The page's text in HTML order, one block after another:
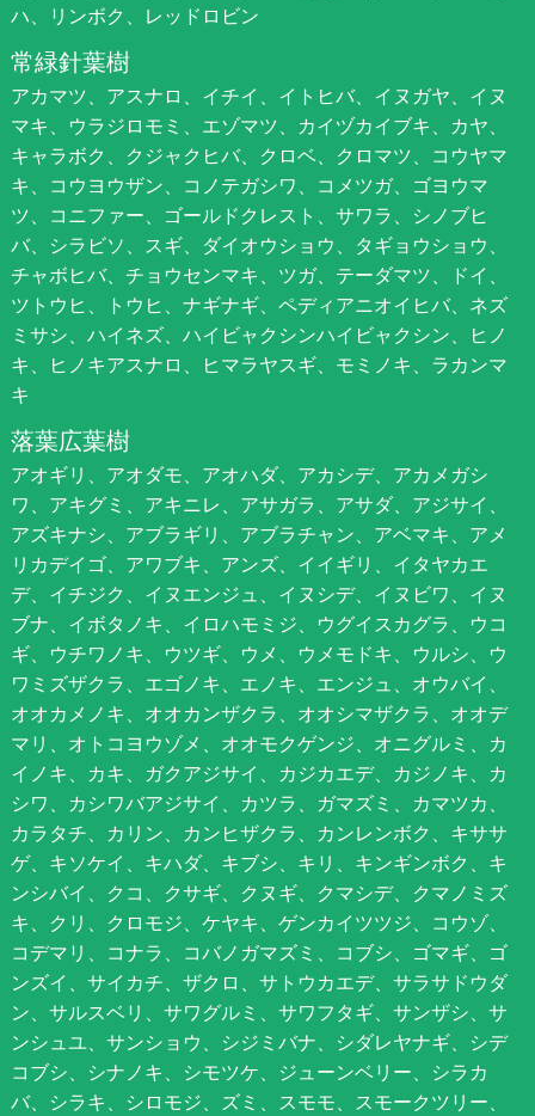
ハ、リンボク、レッドロビン
常緑針葉樹
アカマツ、アスナロ、イチイ、イトヒバ、イヌガヤ、イヌ
マキ、ウラジロモミ、エゾマツ、カイヅカイブキ、カヤ、
キャラボク、クジャクヒバ、クロベ、クロマツ、コウヤマ
キ、コウヨウザン、コノテガシワ、コメツガ、ゴヨウマ
ツ、コニファー、ゴールドクレスト、サワラ、シノブヒ
バ、シラビソ、スギ、ダイオウショウ、タギョウショウ、
チャボヒバ、チョウセンマキ、ツガ、テーダマツ、ドイ、
ツトウヒ、トウヒ、ナギナギ、ペディアニオイヒバ、ネズ
ミサシ、ハイネズ、ハイビャクシンハイビャクシン、ヒノ
キ、ヒノキアスナロ、ヒマラヤスギ、モミノキ、ラカンマ
キ
落葉広葉樹
アオギリ、アオダモ、アオハダ、アカシデ、アカメガシ
ワ、アキグミ、アキニレ、アサガラ、アサダ、アジサイ、
アズキナシ、アブラギリ、アブラチャン、アベマキ、アメ
リカデイゴ、アワブキ、アンズ、イイギリ、イタヤカエ
デ、イチジク、イヌエンジュ、イヌシデ、イヌビワ、イヌ
ブナ、イボタノキ、イロハモミジ、ウグイスカグラ、ウコ
ギ、ウチワノキ、ウツギ、ウメ、ウメモドキ、ウルシ、ウ
ワミズザクラ、エゴノキ、エノキ、エンジュ、オウバイ、
オオカメノキ、オオカンザクラ、オオシマザクラ、オオデ
マリ、オトコヨウゾメ、オオモクゲンジ、オニグルミ、カ
イノキ、カキ、ガクアジサイ、カジカエデ、カジノキ、カ
シワ、カシワバアジサイ、カツラ、ガマズミ、カマツカ、
カラタチ、カリン、カンヒザクラ、カンレンボク、キササ
ゲ、キソケイ、キハダ、キブシ、キリ、キンギンボク、キ
ンシバイ、クコ、クサギ、クヌギ、クマシデ、クマノミズ
キ、クリ、クロモジ、ケヤキ、ゲンカイツツジ、コウゾ、
コデマリ、コナラ、コバノガマズミ、コブシ、ゴマギ、ゴ
ンズイ、サイカチ、ザクロ、サトウカエデ、サラサドウダ
ン、サルスベリ、サワグルミ、サワフタギ、サンザシ、サ
ンシュユ、サンショウ、シジミバナ、シダレヤナギ、シデ
コブシ、シナノキ、シモツケ、ジューンベリー、シラカ
バ、シラキ、シロモジ、ズミ、スモモ、スモークツリー、